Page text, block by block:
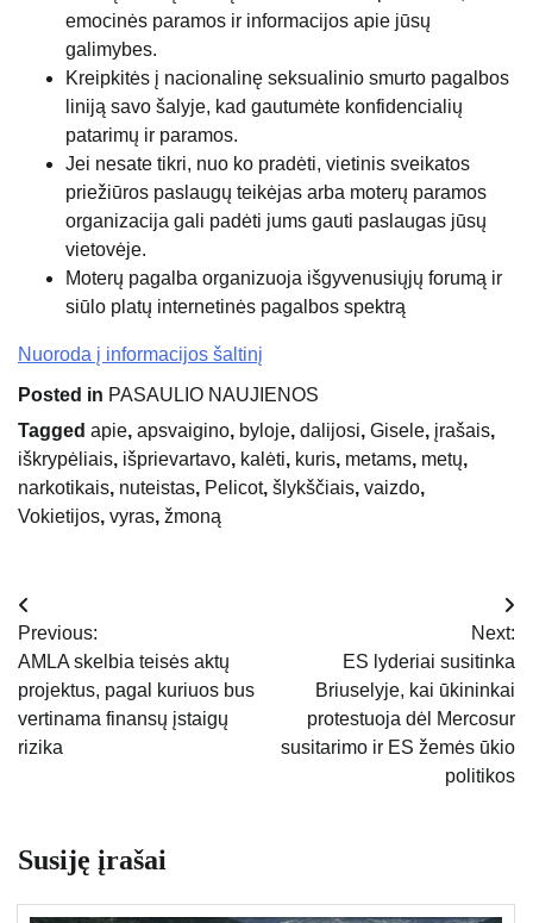
emocinės paramos ir informacijos apie jūsų
galimybes.
Kreipkitės į nacionalinę seksualinio smurto pagalbos
liniją savo šalyje, kad gautumėte konfidencialių
patarimų ir paramos.
Jei nesate tikri, nuo ko pradėti, vietinis sveikatos
priežiūros paslaugų teikėjas arba moterų paramos
organizacija gali padėti jums gauti paslaugas jūsų
vietovėje.
Moterų pagalba organizuoja išgyvenusiųjų forumą ir
siūlo platų internetinės pagalbos spektrą
Nuoroda į informacijos šaltinį
Posted in PASAULIO NAUJIENOS
Tagged apie, apsvaigino, byloje, dalijosi, Gisele, įrašais,
iškrypėliais, išprievartavo, kalėti, kuris, metams, metų,
narkotikais, nuteistas, Pelicot, šlykščiais, vaizdo,
Vokietijos, vyras, žmoną
Navigacija
tarp
įrašų
Previous:
AMLA skelbia teisės aktų
projektus, pagal kuriuos bus
vertinama finansų įstaigų
rizika
Next:
ES lyderiai susitinka
Briuselyje, kai ūkininkai
protestuoja dėl Mercosur
susitarimo ir ES žemės ūkio
politikos
Susiję įrašai